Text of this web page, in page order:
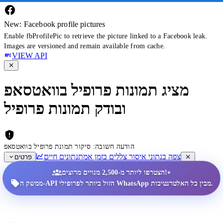
New: Facebook profile pictures
Enable fbProfilePic to retrieve the picture linked to a Facebook leak.
Images are versioned and remain available from cache.
VIEW API
מציג תמונות פרופיל בוואטסאפ
ובודק תמונות פרופיל
הודעה חשובה: סיקור תמונת פרופיל בוואטסאפ
פרטים
צפה בנתוני איסור צללים בזמן אמתנתונים חיים
הצטרפו ליותר מ-2,500 מנויים מרוצים!•
ממשק ה-API הזול ביותר לפרופילי WhatsApp מבין כל האלטרנטיבות.